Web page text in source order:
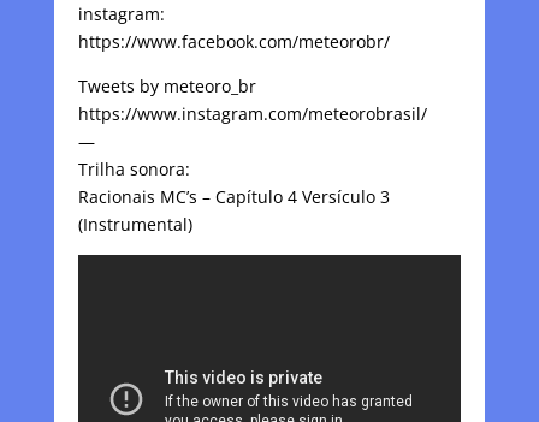
instagram:
https://www.facebook.com/meteorobr/
Tweets by meteoro_br
https://www.instagram.com/meteorobrasil/
—
Trilha sonora:
Racionais MC’s – Capítulo 4 Versículo 3
(Instrumental)